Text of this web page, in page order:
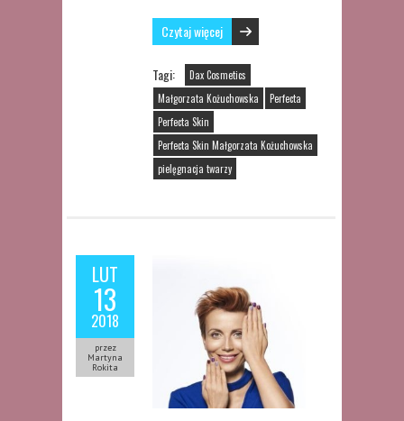
Czytaj więcej
Tagi:
Dax Cosmetics
Małgorzata Kożuchowska
Perfecta
Perfecta Skin
Perfecta Skin Małgorzata Kożuchowska
pielęgnacja twarzy
LUT
13
2018
przez
Martyna
Rokita